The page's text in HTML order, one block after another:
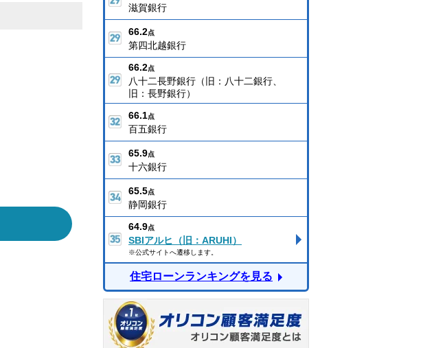
滋賀銀行
66.2点
第四北越銀行
66.2点
八十二長野銀行（旧：八十二銀行、
旧：長野銀行）
66.1点
百五銀行
65.9点
十六銀行
65.5点
静岡銀行
64.9点
SBIアルヒ（旧：ARUHI）
※公式サイトへ遷移します。
住宅ローンランキングを見る